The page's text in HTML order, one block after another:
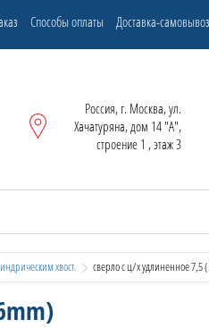
Способы оплаты Доставка-самовывоз
Россия, г. Москва, ул.
Хачатуряна, дом 14 "А",
строение 1 , этаж 3
хвост.
сверло с ц/х удлиненное